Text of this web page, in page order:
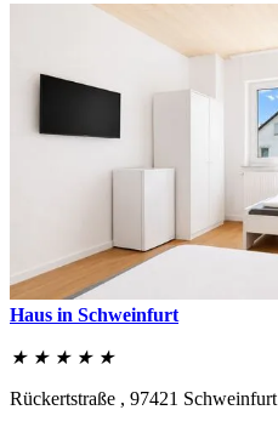
Haus in Schweinfurt
★ ★ ★ ★ ★
Rückertstraße , 97421 Schweinfurt